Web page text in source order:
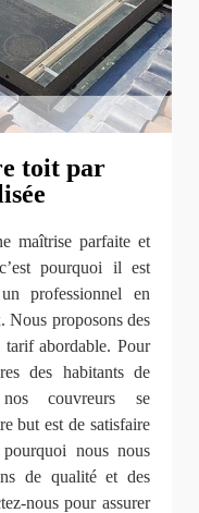
toit par
maîtrise parfaite et
pourquoi il est
professionnel en
Nous proposons des
abordable. Pour
des habitants de
nos couvreurs se
but est de satisfaire
nous nous
de qualité et des
nous pour assurer